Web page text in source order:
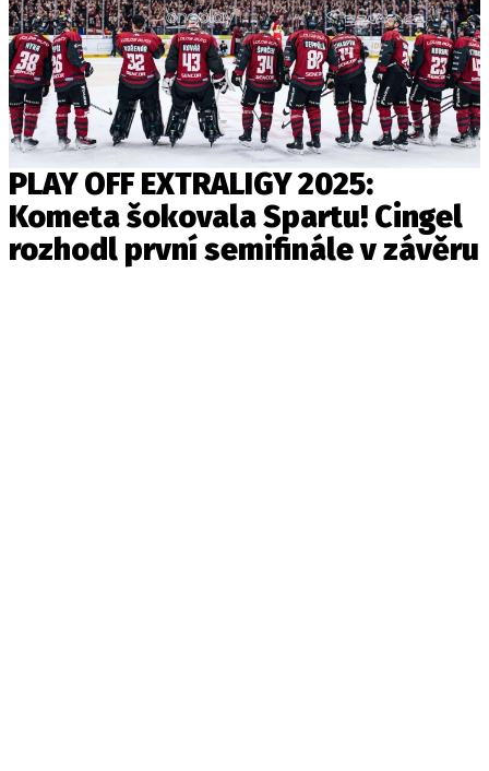
PLAY OFF EXTRALIGY 2025:
Kometa šokovala Spartu! Cingel
rozhodl první semifinále v závěru